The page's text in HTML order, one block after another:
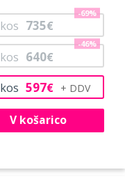
kos 597€
kos 640€
-46%
kos 735€
-69%
V košarico